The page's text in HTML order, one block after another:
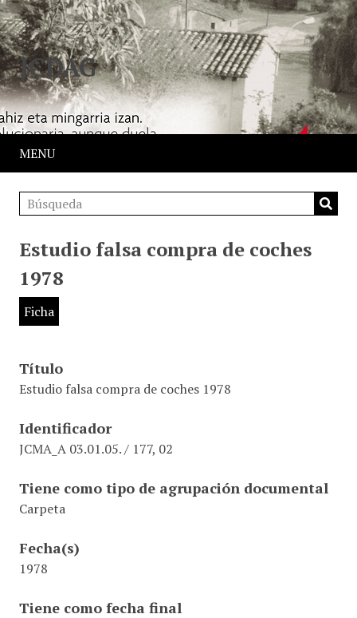
JCDAG
MENU
Estudio falsa compra de coches
1978
Ficha
Título
Estudio falsa compra de coches 1978
Identificador
JCMA_A 03.01.05. / 177, 02
Tiene como tipo de agrupación documental
Carpeta
Fecha(s)
1978
Tiene como fecha final